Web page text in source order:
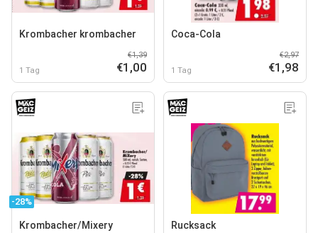
Krombacher krombacher
1 Tag
€1,39
€1,00
Coca-Cola
1 Tag
€2,97
€1,98
-28%
Krombacher/Mixery Rucksack